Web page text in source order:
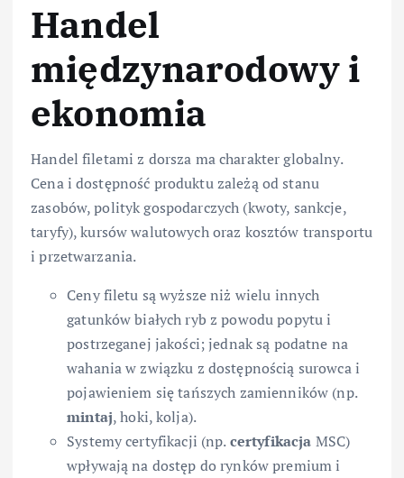
Handel
międzynarodowy i
ekonomia
Handel filetami z dorsza ma charakter globalny.
Cena i dostępność produktu zależą od stanu
zasobów, polityk gospodarczych (kwoty, sankcje,
taryfy), kursów walutowych oraz kosztów transportu
i przetwarzania.
Ceny filetu są wyższe niż wielu innych
gatunków białych ryb z powodu popytu i
postrzeganej jakości; jednak są podatne na
wahania w związku z dostępnością surowca i
pojawieniem się tańszych zamienników (np.
mintaj, hoki, kolja).
Systemy certyfikacji (np.certyfikacja MSC)
wpływają na dostęp do rynków premium i